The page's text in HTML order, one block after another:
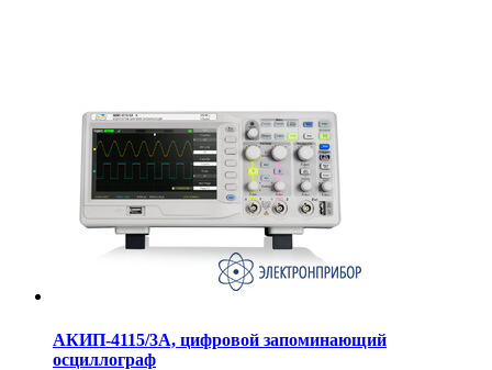
АКИП-4115/3А, цифровой запоминающий
осциллограф